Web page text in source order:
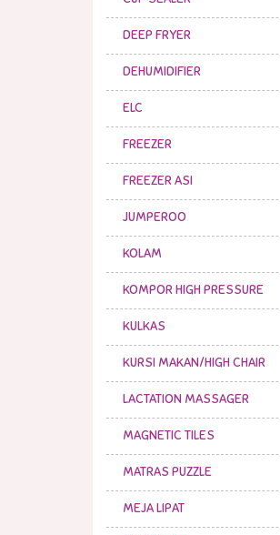
DEEP FRYER
DEHUMIDIFIER
ELC
FREEZER
FREEZER ASI
JUMPEROO
KOLAM
KOMPOR HIGH PRESSURE
KULKAS
KURSI MAKAN/HIGH CHAIR
LACTATION MASSAGER
MAGNETIC TILES
MATRAS PUZZLE
MEJA LIPAT